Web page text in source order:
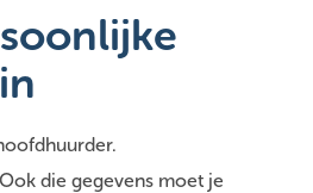
die gegevens moet je